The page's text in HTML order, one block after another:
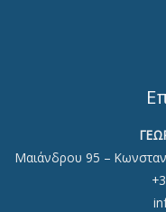
Μαιάνδρου 95 –